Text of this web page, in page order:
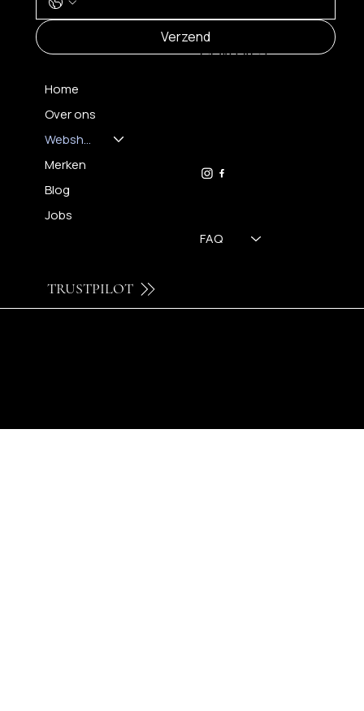
Verzend
Home
Over ons
Webshop
Merken
Blog
Jobs
FAQ
CONTACT
TRUSTPILOT